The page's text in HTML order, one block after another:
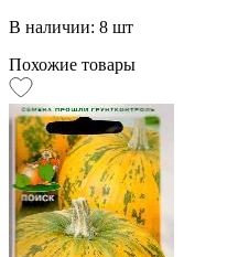
В наличии: 8 шт
Похожие товары